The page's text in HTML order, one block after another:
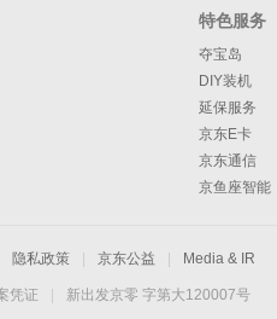
特色服务
夺宝岛
DIY装机
延保服务
京东E卡
京东通信
京鱼座智能
隐私政策 京东公益 Media & IR
凭证
新出发京零 字第大120007号